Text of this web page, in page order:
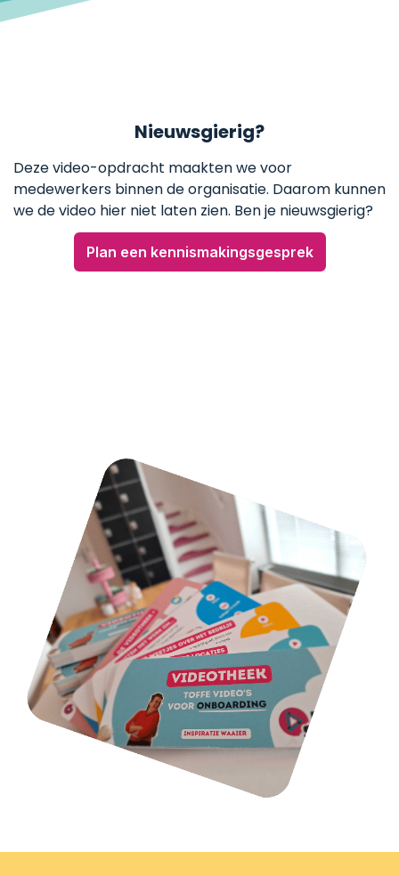
Nieuwsgierig?
Deze video-opdracht maakten we voor
medewerkers binnen de organisatie. Daarom kunnen
we de video hier niet laten zien. Ben je nieuwsgierig?
Plan een kennismakingsgesprek